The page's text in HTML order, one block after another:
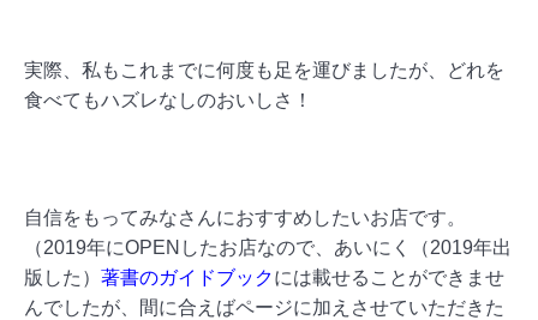
実際、私もこれまでに何度も足を運びましたが、どれを
食べてもハズレなしのおいしさ！
自信をもってみなさんにおすすめしたいお店です。
（2019年にOPENしたお店なので、あいにく（2019年出
版した） 著書のガイドブックには載せることができませ
んでしたが、間に合えばページに加えさせていただきた